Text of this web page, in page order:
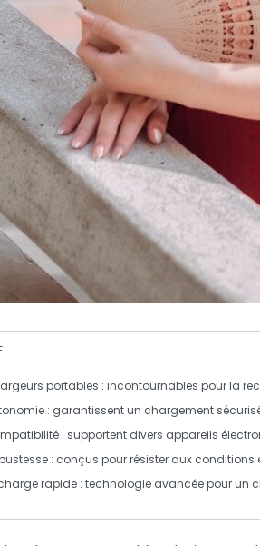
portables : incontournables pour la
: garantissent un chargement
: supportent divers appareils
: conçus pour résister aux conditions
rapide : technologie avancée pour un